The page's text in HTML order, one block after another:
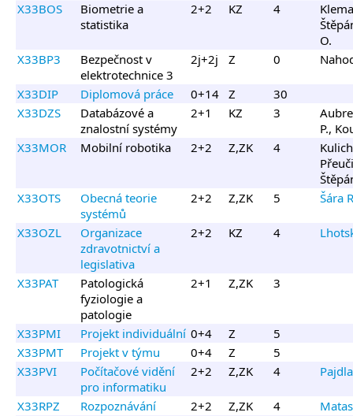
X33BOS
Biometrie a
statistika
2+2 KZ 4
O.
X33BP3
Bezpečnost v
elektrotechnice 3
2j+2j Z 0
X33DIP Diplomová práce 0+14 Z
30
X33DZS
Databázové a
znalostní systémy
2+1 KZ 3
P.,
X33MOR
Mobilní robotika 2+2 Z,ZK 4
X33OTS
Obecná teorie
systémů
2+2 Z,ZK 5 Šára
X33OZL
Organizace
zdravotnictví a
legislativa
2+2 KZ 4
X33PAT
Patologická
fyziologie a
patologie
2+1 Z,ZK 3
X33PMI Projekt individuální 0+4 Z
5
X33PMT
Projekt v týmu 0+4 Z
5
X33PVI
Počítačové vidění
pro informatiku
2+2 Z,ZK 4
X33RPZ Rozpoznávání 2+2 Z,ZK 4